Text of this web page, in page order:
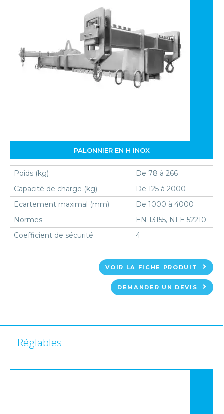
PALONNIER EN H INOX
Poids (kg)
De 78 à 266
Capacité de charge (kg)
De 125 à 2000
Ecartement maximal (mm)
De 1000 à 4000
Normes
EN 13155, NFE 52210
Coefficient de sécurité
4
VOIR LA FICHE PRODUIT
DEMANDER UN DEVIS
Réglables